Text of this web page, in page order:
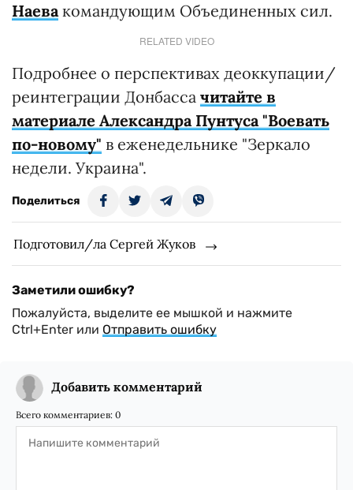
Наева командующим Объединенных сил.
RELATED VIDEO
Подробнее о перспективах деоккупации/
реинтеграции Донбасса читайте в
материале Александра Пунтуса "Воевать
по-новому" в еженедельнике "Зеркало
недели. Украина".
Поделиться
Подготовил/ла Сергей Жуков
Заметили ошибку?
Пожалуйста, выделите ее мышкой и нажмите
Ctrl+Enter или Отправить ошибку
Добавить комментарий
Всего комментариев: 0